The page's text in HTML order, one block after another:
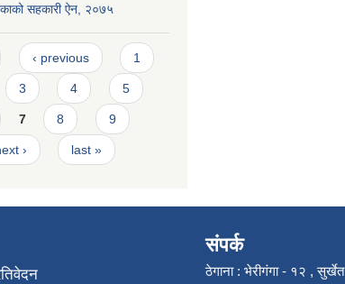
सहकारी ऐन, २०७५
‹ previous 1
3 4 5
7 8 9
› last »
संपर्क
ठेगाना : भेरीगंगा - १२ , सुर्खेत